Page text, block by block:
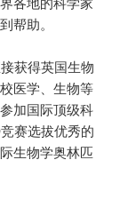
帮助。
获得英国生物
医学、生物等
加国际顶级科
赛选拔优秀的
生物学奥林匹